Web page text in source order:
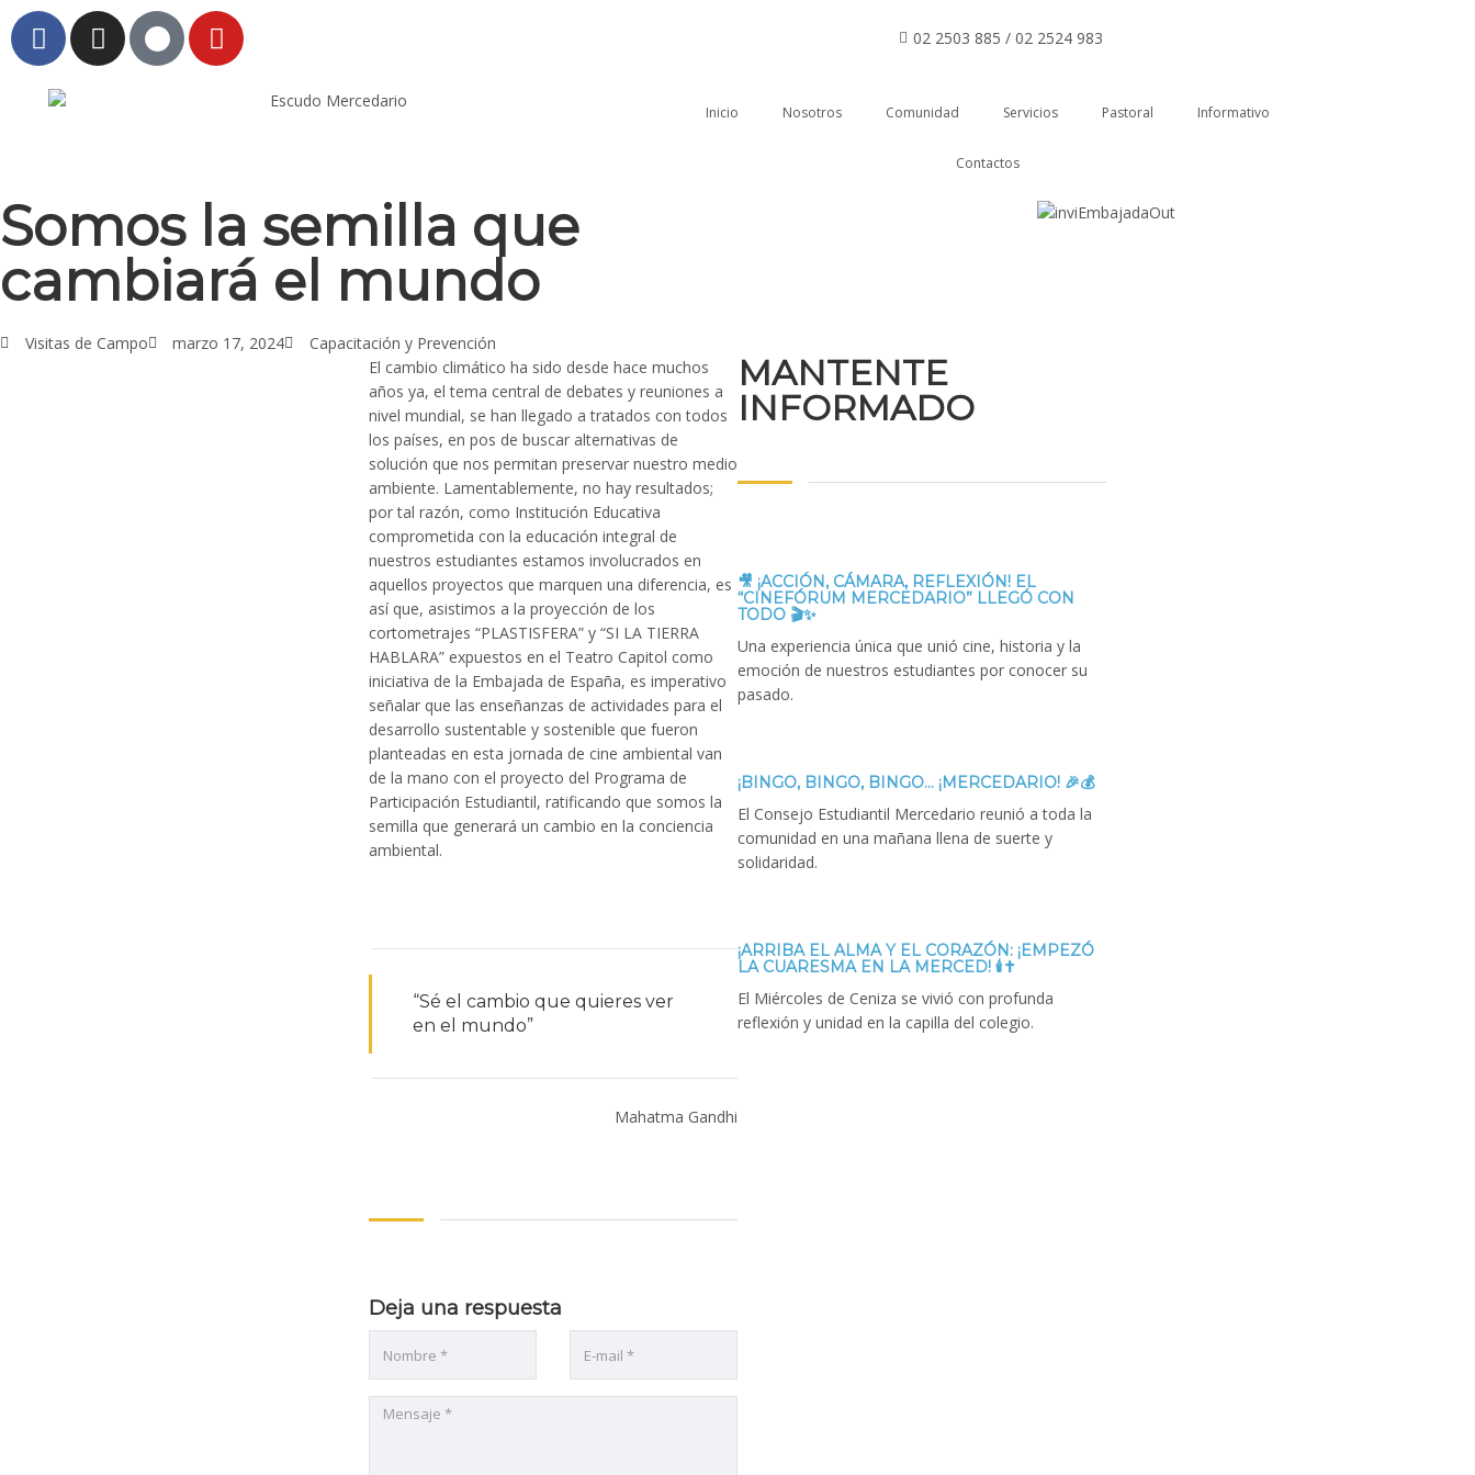
02 2503 885 / 02 2524 983
Inicio Nosotros Comunidad Servicios Pastoral Informativo
Contactos
Somos la semilla que
cambiará el mundo
Visitas de Campo marzo 17, 2024
Capacitación y Prevención
El cambio climático ha sido desde hace muchos
años ya, el tema central de debates y reuniones a
nivel mundial, se han llegado a tratados con todos
los países, en pos de buscar alternativas de
solución que nos permitan preservar nuestro medio
ambiente. Lamentablemente, no hay resultados;
por tal razón, como Institución Educativa
comprometida con la educación integral de
nuestros estudiantes estamos involucrados en
aquellos proyectos que marquen una diferencia, es
así que, asistimos a la proyección de los
cortometrajes “PLASTISFERA” y “SI LA TIERRA
HABLARA” expuestos en el Teatro Capitol como
iniciativa de la Embajada de España, es imperativo
señalar que las enseñanzas de actividades para el
desarrollo sustentable y sostenible que fueron
planteadas en esta jornada de cine ambiental van
de la mano con el proyecto del Programa de
Participación Estudiantil, ratificando que somos la
semilla que generará un cambio en la conciencia
ambiental.
“Sé el cambio que quieres ver
en el mundo”
Mahatma Gandhi
Deja una respuesta
MANTENTE
INFORMADO
🎥 ¡ACCIÓN, CÁMARA, REFLEXIÓN! EL
“CINEFÓRUM MERCEDARIO” LLEGÓ CON
TODO 🎬✨
Una experiencia única que unió cine, historia y la
emoción de nuestros estudiantes por conocer su
pasado.
¡BINGO, BINGO, BINGO… ¡MERCEDARIO! 🎉💰
El Consejo Estudiantil Mercedario reunió a toda la
comunidad en una mañana llena de suerte y
solidaridad.
¡ARRIBA EL ALMA Y EL CORAZÓN: ¡EMPEZÓ
LA CUARESMA EN LA MERCED! 🕯️✝️
El Miércoles de Ceniza se vivió con profunda
reflexión y unidad en la capilla del colegio.